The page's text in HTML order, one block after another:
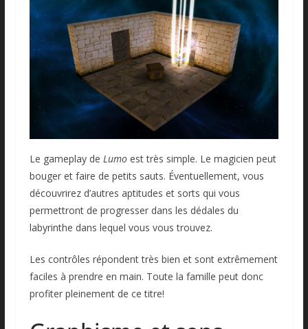
Le gameplay de Lumoest très simple. Le magicien peut
bouger et faire de petits sauts. Éventuellement, vous
découvrirez d’autres aptitudes et sorts qui vous
permettront de progresser dans les dédales du
labyrinthe dans lequel vous vous trouvez.
Les contrôles répondent très bien et sont extrêmement
faciles à prendre en main. Toute la famille peut donc
profiter pleinement de ce titre!